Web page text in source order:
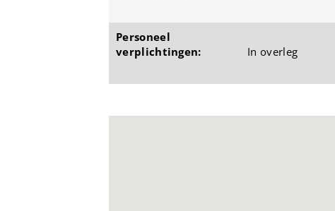
Personeel
verplichtingen:
In overleg